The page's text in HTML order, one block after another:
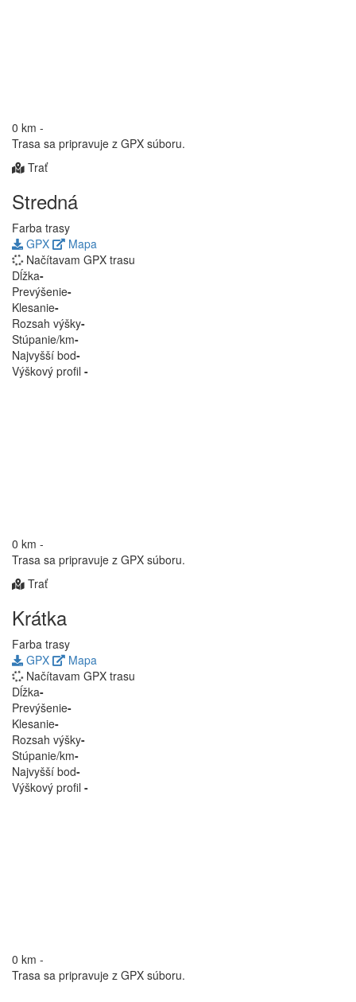
0 km -
Trasa sa pripravuje z GPX súboru.
Trať
Stredná
Farba trasy
GPX
Mapa
Načítavam GPX trasu
Dĺžka-
Prevýšenie-
Klesanie-
Rozsah výšky-
Stúpanie/km-
Najvyšší bod-
Výškový profil -
0 km -
Trasa sa pripravuje z GPX súboru.
Trať
Krátka
Farba trasy
GPX
Mapa
Načítavam GPX trasu
Dĺžka-
Prevýšenie-
Klesanie-
Rozsah výšky-
Stúpanie/km-
Najvyšší bod-
Výškový profil -
0 km -
Trasa sa pripravuje z GPX súboru.